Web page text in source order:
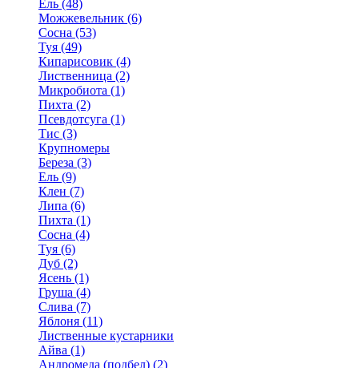
Ель (48)
Можжевельник (6)
Сосна (53)
Туя (49)
Кипарисовик (4)
Лиственница (2)
Микробиота (1)
Пихта (2)
Псевдотсуга (1)
Тис (3)
Крупномеры
Береза (3)
Ель (9)
Клен (7)
Липа (6)
Пихта (1)
Сосна (4)
Туя (6)
Дуб (2)
Ясень (1)
Груша (4)
Слива (7)
Яблоня (11)
Лиственные кустарники
Айва (1)
Андромеда (подбел) (2)